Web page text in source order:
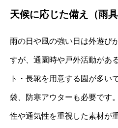
天候に応じた備え（雨
雨の日や風の強い日は外遊び
すが、通園時や戸外活動があ
ト・長靴を用意する園が多い
袋、防寒アウターも必要です
性や通気性を重視した素材が